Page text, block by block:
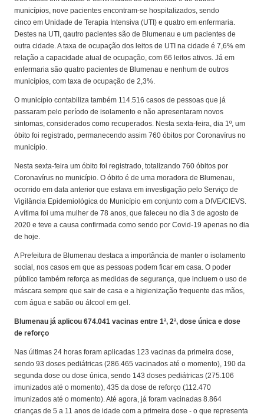
municípios, nove pacientes encontram-se hospitalizados, sendo
cinco em Unidade de Terapia Intensiva (UTI) e quatro em enfermaria.
Destes na UTI, qautro pacientes são de Blumenau e um pacientes de
outra cidade. A taxa de ocupação dos leitos de UTI na cidade é 7,6% em
relação a capacidade atual de ocupação, com 66 leitos ativos. Já em
enfermaria são quatro pacientes de Blumenau e nenhum de outros
municípios, com taxa de ocupação de 2,3%.
O município contabiliza também 114.516 casos de pessoas que já
passaram pelo período de isolamento e não apresentaram novos
sintomas, considerados como recuperados. Nesta sexta-feira, dia 1º, um
óbito foi registrado, permanecendo assim 760 óbitos por Coronavírus no
município.
Nesta sexta-feira um óbito foi registrado, totalizando 760 óbitos por
Coronavírus no município. O óbito é de uma moradora de Blumenau,
ocorrido em data anterior que estava em investigação pelo Serviço de
Vigilância Epidemiológica do Município em conjunto com a DIVE/CIEVS.
A vítima foi uma mulher de 78 anos, que faleceu no dia 3 de agosto de
2020 e teve a causa confirmada como sendo por Covid-19 apenas no dia
de hoje.
A Prefeitura de Blumenau destaca a importância de manter o isolamento
social, nos casos em que as pessoas podem ficar em casa. O poder
público também reforça as medidas de segurança, que incluem o uso de
máscara sempre que sair de casa e a higienização frequente das mãos,
com água e sabão ou álcool em gel.
Blumenau já aplicou 674.041 vacinas entre 1ª, 2ª, dose única e dose
de reforço
Nas últimas 24 horas foram aplicadas 123 vacinas da primeira dose,
sendo 93 doses pediátricas (286.465 vacinados até o momento), 190 da
segunda dose ou dose única, sendo 143 doses pediátricas (275.106
imunizados até o momento), 435 da dose de reforço (112.470
imunizados até o momento). Até agora, já foram vacinadas 8.864
crianças de 5 a 11 anos de idade com a primeira dose - o que representa